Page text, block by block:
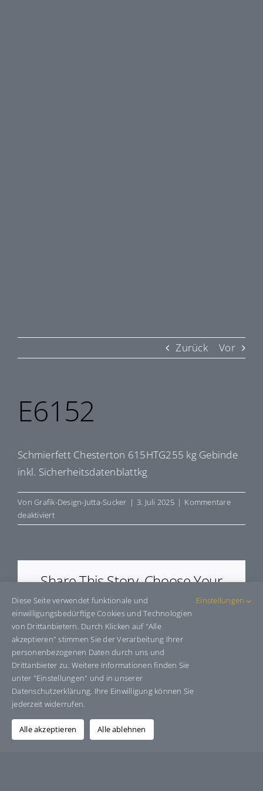
Zurück Vor
E6152
Schmierfett Chesterton 615HTG255 kg Gebinde
inkl. Sicherheitsdatenblattkg
VonGrafik-Design-Jutta-Sucker | 3. Juli 2025 | Kommentare
deaktiviertfür
E6152
Share This Story, Choose Your
Platform!
Facebook Bluesky WhatsAppTelegram
E-
Mail
Über den Autor: Grafik-Design-Jutta-Sucker
Diese Seite verwendet funktionale und
einwilligungsbedürftige Cookies und Technologien
von Drittanbietern. Durch Klicken auf "Alle
akzeptieren" stimmen Sie der Verarbeitung Ihrer
personenbezogenen Daten durch uns und
Drittanbieter zu. Weitere Informationen finden Sie
unter "Einstellungen" und in unserer
Datenschutzerklärung. Ihre Einwilligung können Sie
jederzeit widerrufen.
Einstellungen
Alle akzeptieren Alle ablehnen